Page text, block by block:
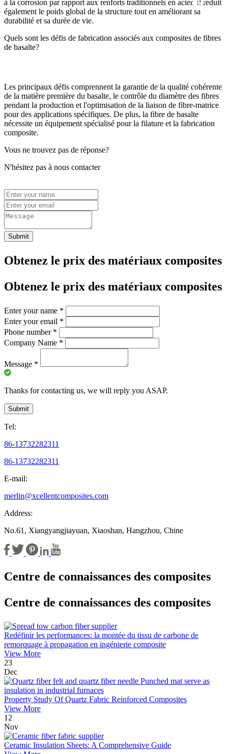
à la corrosion par rapport aux renforts traditionnels en acier. Il réduit
également le poids global de la structure tout en améliorant sa
durabilité et sa durée de vie.
Quels sont les défis de fabrication associés aux composites de fibres
de basalte?
Les principaux défis comprennent la garantie de la qualité cohérente
de la matière première du basalte, le contrôle du diamètre des fibres
pendant la production et l'optimisation de la liaison de fibre-matrice
pour des applications spécifiques. De plus, la fibre de basalte
nécessite un équipement spécialisé pour la filature et la fabrication
composite.
Vous ne trouvez pas de réponse?
N'hésitez pas à nous contacter
Submit
Obtenez le prix des matériaux composites
Obtenez le prix des matériaux composites
Enter your name *
Enter your email *
Phone number *
Company Name *
Message *
Thanks for contacting us, we will reply you ASAP.
Submit
Tel:
86-13732282311
86-13732282311
E-mail:
merlin@xcellentcomposites.com
Address:
No.61, Xiangyangjiayuan, Xiaoshan, Hangzhou, Chine
Centre de connaissances des composites
Centre de connaissances des composites
Redéfinir les performances: la montée du tissu de carbone de
remorquage à propagation en ingénierie composite
View More
23
Dec
Property Study Of Quartz Fabric Reinforced Composites
View More
12
Nov
Ceramic Insulation Sheets: A Comprehensive Guide